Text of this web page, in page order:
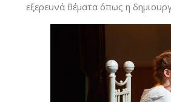
εξερευνά θέματα όπως η